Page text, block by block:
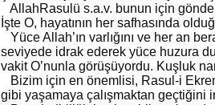
AllahRasulü s.a.v. bunun için
İşte O, hayatının her safhasında
Yüce Allah’ın varlığını ve her an
seviyede idrak ederek yüce huzura
vakit O’nunla görüşüyordu. Kuşluk
Bizim için en önemlisi, Rasul-i
gibi yaşamaya çalışmaktan geçtiğini